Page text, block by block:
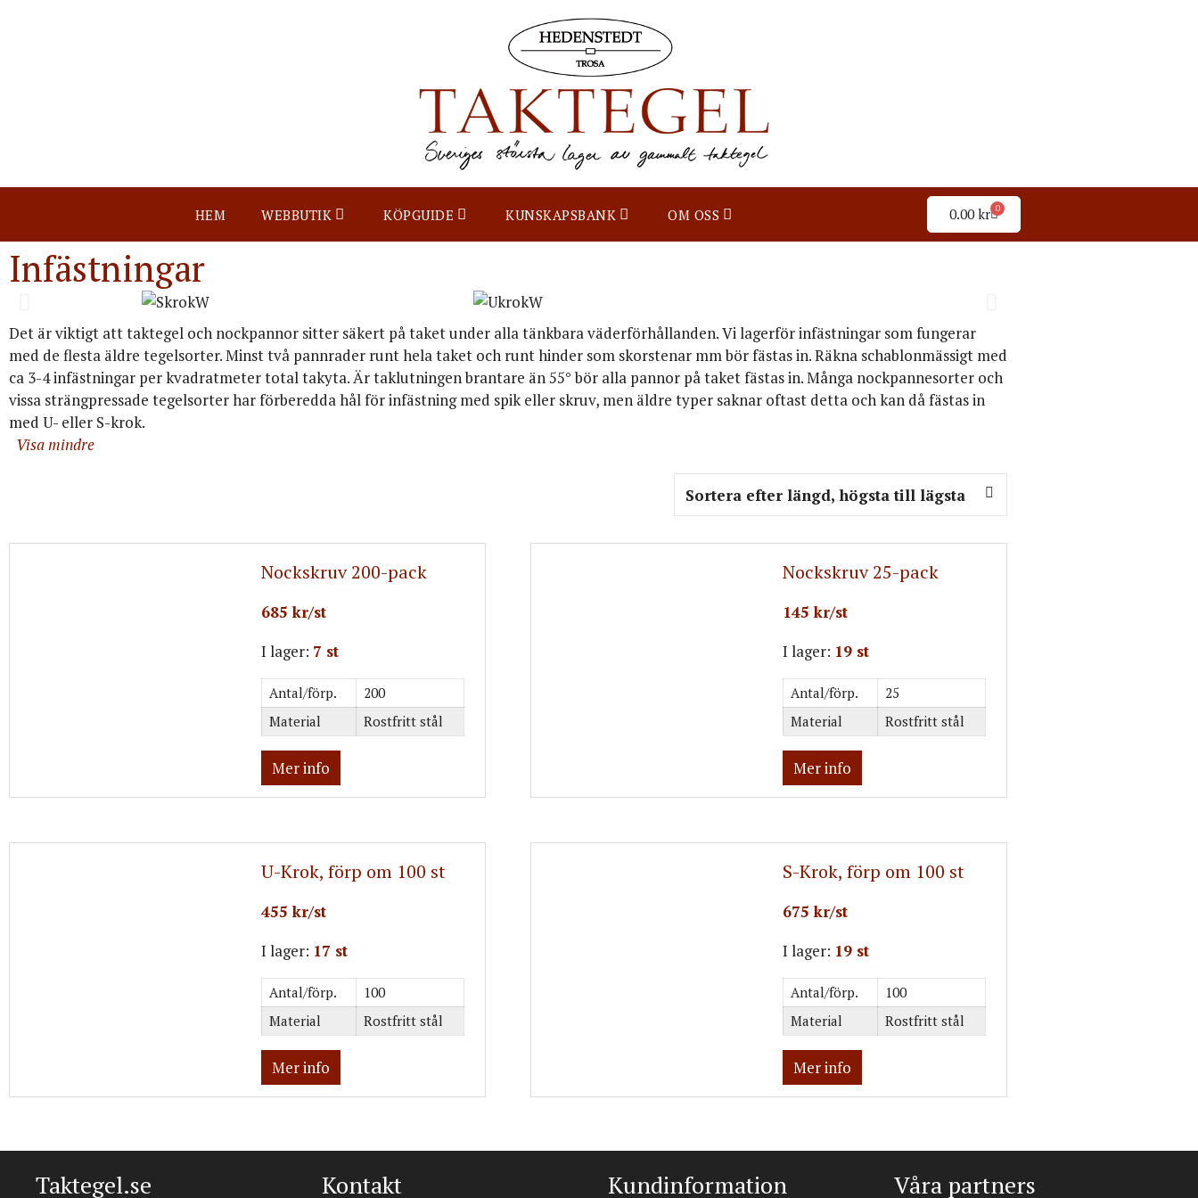
HEM WEBBUTIK KÖPGUIDE KUNSKAPSBANK OM OSS 0.00kr 0
Infästningar
Det är viktigt att taktegel och nockpannor sitter säkert på taketunder alla tänkbara väderförhållanden. Vi lagerför infästningar som fungerar
med de flesta äldre tegelsorter. Minst två pannrader runt hela taket och runt hinder som skorstenar mm bör fästas in. Räkna schablonmässigt med
ca 3-4 infästningar per kvadratmeter total takyta. Är taklutningen brantare än 55° bör alla pannor på taket fästas in. Många nockpannesorter och
vissa strängpressade tegelsorter har förberedda hål för infästning med spik eller skruv, men äldre typer saknar oftast detta och kan då fästas in
med U- eller S-krok.
Visa mindre
Nockskruv 200-pack
685 kr/st
I lager: 7 st
Antal/förp.
200
Material
Rostfritt stål
Mer info
Nockskruv 25-pack
145 kr/st
I lager: 19 st
Antal/förp.
25
Material
Rostfritt stål
Mer info
U-Krok, förp om 100 st
455 kr/st
I lager: 17 st
Antal/förp.
100
Material
Rostfritt stål
Mer info
S-Krok, förp om 100 st
675 kr/st
I lager: 19 st
Antal/förp.
100
Material
Rostfritt stål
Mer info
Taktegel.se Kontakt Kundinformation Våra partners